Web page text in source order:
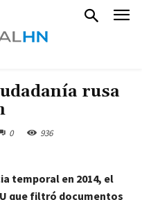
rusa
0 936
temporal en 2014, el
que filtró documentos